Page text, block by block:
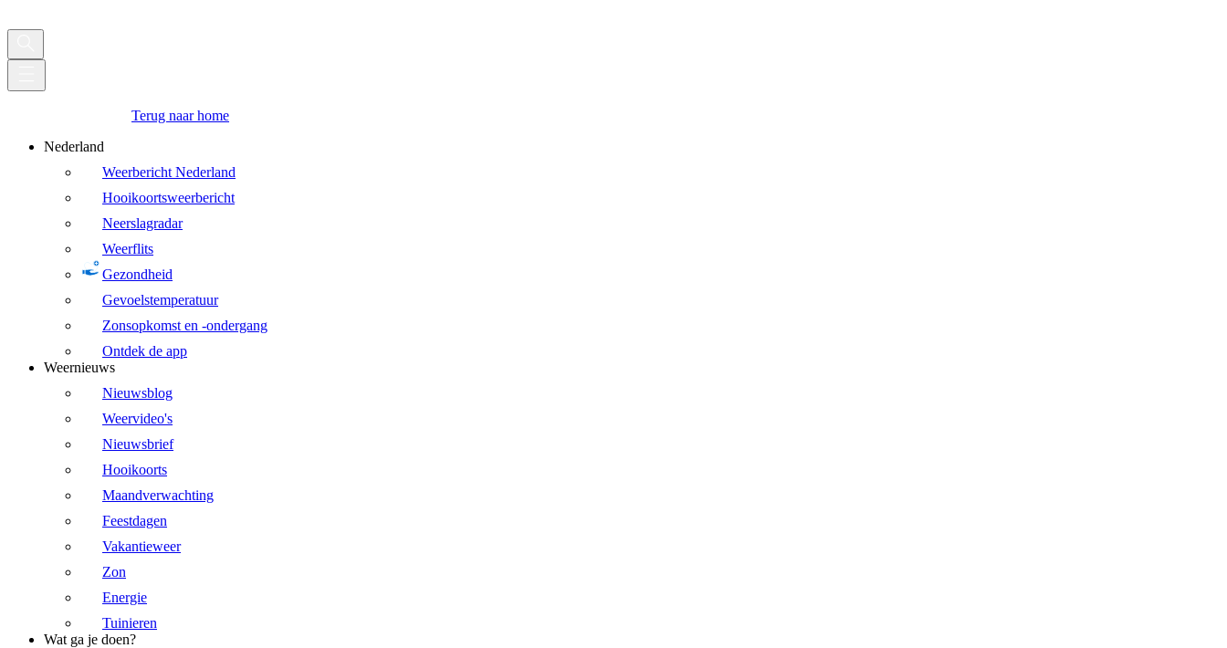
Terug naar home
Nederland
Weerbericht Nederland
Hooikoortsweerbericht
Neerslagradar
Weerflits
Gezondheid
Gevoelstemperatuur
Zonsopkomst en -ondergang
Ontdek de app
Weernieuws
Nieuwsblog
Weervideo's
Nieuwsbrief
Hooikoorts
Maandverwachting
Feestdagen
Vakantieweer
Zon
Energie
Tuinieren
Wat ga je doen?